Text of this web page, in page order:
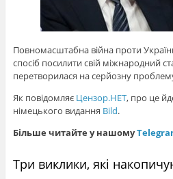
Повномасштабна війна проти
спосіб посилити свій міжнародний
перетворилася на серйозну
Як повідомляє Цензор.НЕТ, про це
німецького видання Bild.
Більше читайте у нашому
Три виклики, які